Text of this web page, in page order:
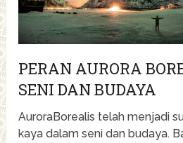
PERAN AURORA
SENI DAN BUDAYA
AuroraBorealis telah menjadi
kaya dalam seni dan budaya.